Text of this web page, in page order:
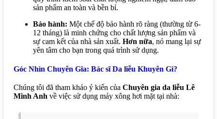
sản phẩm an toàn và bền bỉ.
Bảo hành: Một chế độ bảo hành rõ ràng (thường từ 6-
12 tháng) là minh chứng cho chất lượng sản phẩm và
sự cam kết của nhà sản xuất. Hơn nữa, nó mang lại sự
yên tâm cho bạn trong quá trình sử dụng.
Góc Nhìn Chuyên Gia: Bác sĩ Da liễu Khuyên Gì?
Chúng tôi đã tham khảo ý kiến của Chuyên gia da liễu Lê
Minh Anh về việc sử dụng máy xông hơi mặt tại nhà: